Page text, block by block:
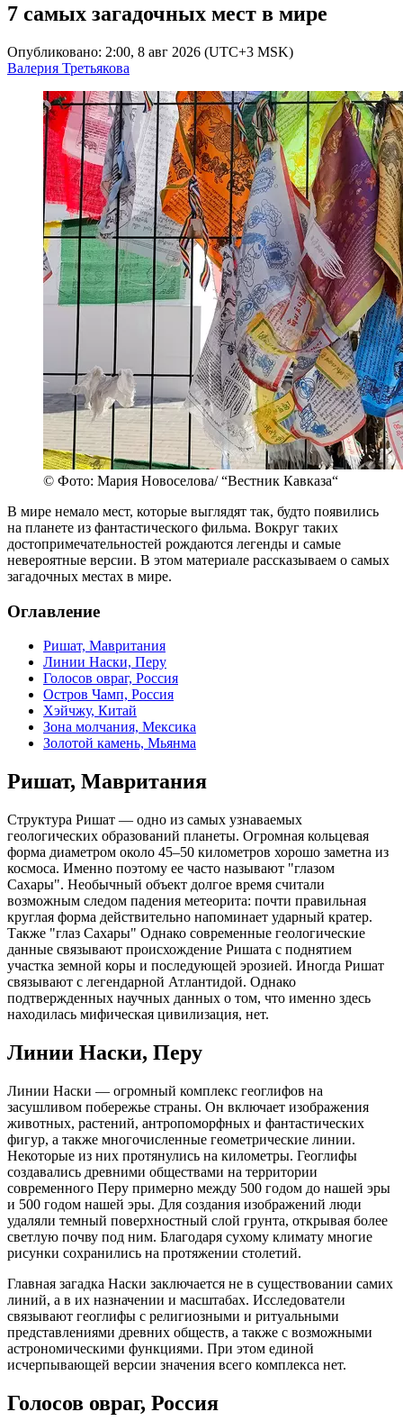
7 самых загадочных мест в мире
Опубликовано: 2:00, 8 авг 2026 (UTC+3 MSK)
Валерия Третьякова
© Фото: Мария Новоселова/ “Вестник Кавказа“
В мире немало мест, которые выглядят так, будто появились
на планете из фантастического фильма. Вокруг таких
достопримечательностей рождаются легенды и самые
невероятные версии. В этом материале рассказываем о самых
загадочных местах в мире.
Оглавление
Ришат, Мавритания
Линии Наски, Перу
Голосов овраг, Россия
Остров Чамп, Россия
Хэйчжу, Китай
Зона молчания, Мексика
Золотой камень, Мьянма
Ришат, Мавритания
Структура Ришат — одно из самых узнаваемых
геологических образований планеты. Огромная кольцевая
форма диаметром около 45–50 километров хорошо заметна из
космоса. Именно поэтому ее часто называют "глазом
Сахары". Необычный объект долгое время считали
возможным следом падения метеорита: почти правильная
круглая форма действительно напоминает ударный кратер.
Также "глаз Сахары" Однако современные геологические
данные связывают происхождение Ришата с поднятием
участка земной коры и последующей эрозией. Иногда Ришат
связывают с легендарной Атлантидой. Однако
подтвержденных научных данных о том, что именно здесь
находилась мифическая цивилизация, нет.
Линии Наски, Перу
Линии Наски — огромный комплекс геоглифов на
засушливом побережье страны. Он включает изображения
животных, растений, антропоморфных и фантастических
фигур, а также многочисленные геометрические линии.
Некоторые из них протянулись на километры. Геоглифы
создавались древними обществами на территории
современного Перу примерно между 500 годом до нашей эры
и 500 годом нашей эры. Для создания изображений люди
удаляли темный поверхностный слой грунта, открывая более
светлую почву под ним. Благодаря сухому климату многие
рисунки сохранились на протяжении столетий.
Главная загадка Наски заключается не в существовании самих
линий, а в их назначении и масштабах. Исследователи
связывают геоглифы с религиозными и ритуальными
представлениями древних обществ, а также с возможными
астрономическими функциями. При этом единой
исчерпывающей версии значения всего комплекса нет.
Голосов овраг, Россия